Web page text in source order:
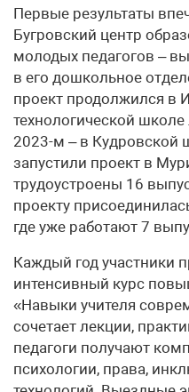
Первые результаты
Бугровский центр
молодых педагогов –
в его дошкольное
проект продолжился в
технологической
2023-м – в
запустили проект в
трудоустроены 16
проекту
где уже работают 7
Каждый год участники
интенсивный курс
«Навыки учителя
сочетает лекции,
педагоги получают
психологии, права,